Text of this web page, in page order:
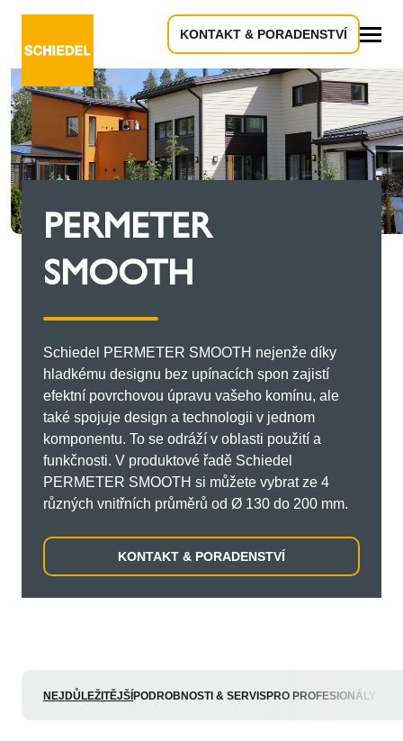
KONTAKT & PORADENSTVÍ
PERMETER
SMOOTH
Schiedel PERMETER SMOOTH nejenže díky
hladkému designu bez upínacích spon zajistí
efektní povrchovou úpravu vašeho komínu, ale
také spojuje design a technologii v jednom
komponentu. To se odráží v oblasti použití a
funkčnosti. V produktové řadě Schiedel
PERMETER SMOOTH si můžete vybrat ze 4
různých vnitřních průměrů od Ø 130 do 200 mm.
KONTAKT & PORADENSTVÍ
NEJDŮLEŽITĚJŠÍ PODROBNOSTI & SERVISPRO PROFESIONÁLY